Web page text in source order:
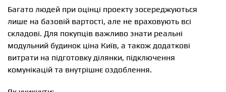
Багато людей при оцінці проекту зосереджуються
лише на базовій вартості, але не враховують всі
складові. Для покупців важливо знати реальні
модульний будинок ціна Київ, а також додаткові
витрати на підготовку ділянки, підключення
комунікацій та внутрішнє оздоблення.